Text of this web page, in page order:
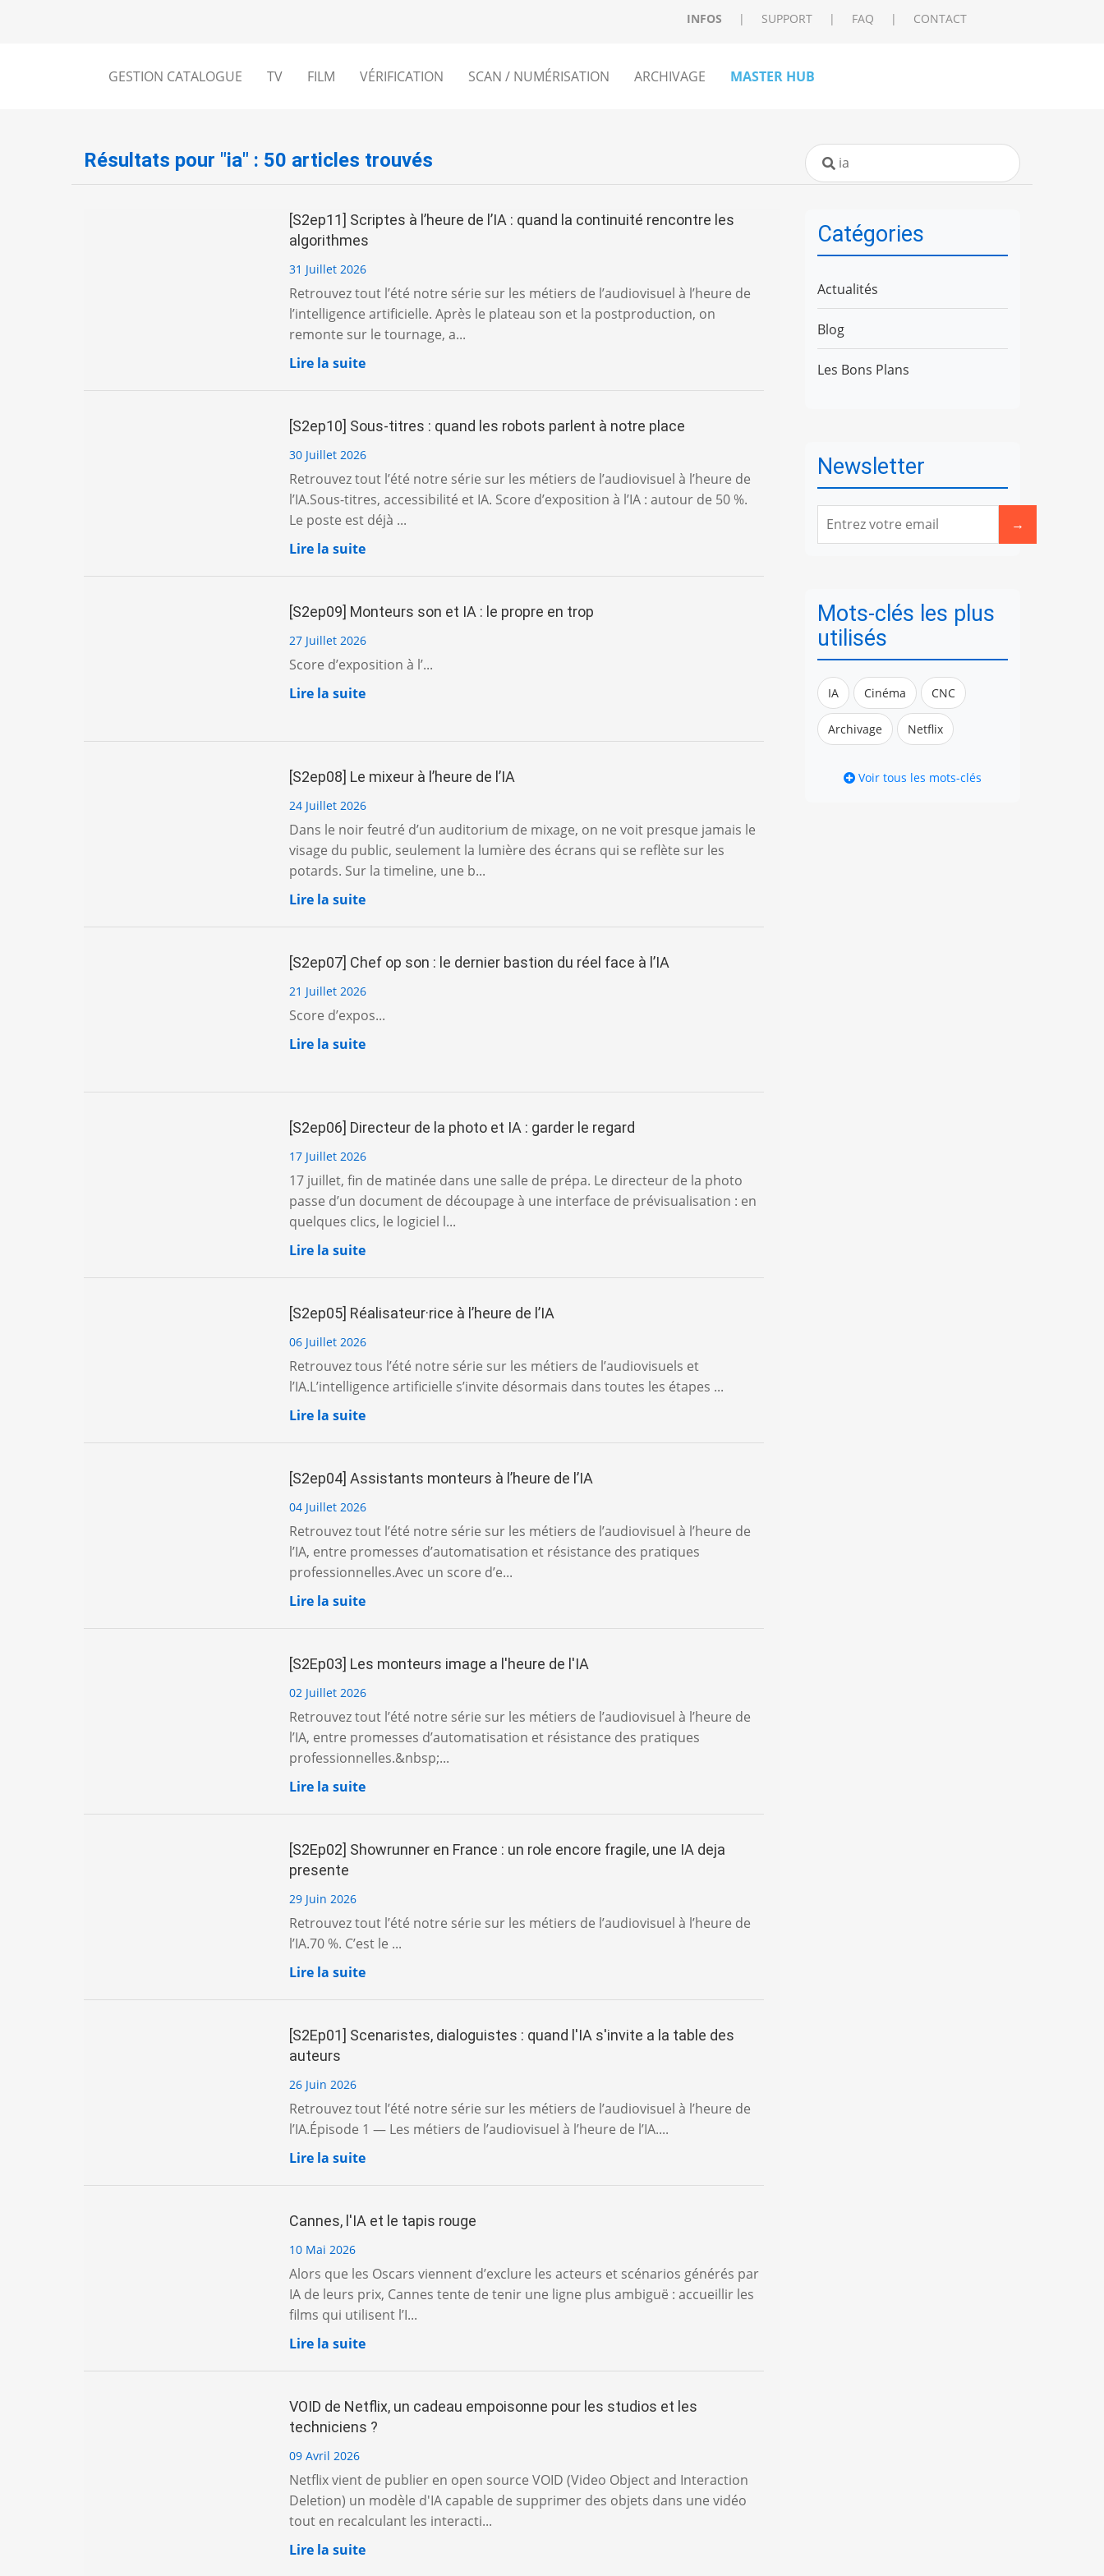
INFOS | SUPPORT | FAQ | CONTACT
GESTION CATALOGUE TV FILM VÉRIFICATION SCAN / NUMÉRISATION ARCHIVAGE MASTER HUB
Résultats pour "ia" : 50 articles trouvés
[S2ep11] Scriptes à l’heure de l’IA : quand la continuité rencontre les
algorithmes
31 Juillet 2026
Retrouvez tout l’été notre série sur les métiers de l’audiovisuel à l’heure de
l’intelligence artificielle. Après le plateau son et la postproduction, on
remonte sur le tournage, a...
Lire la suite
[S2ep10] Sous-titres : quand les robots parlent à notre place
30 Juillet 2026
Retrouvez tout l’été notre série sur les métiers de l’audiovisuel à l’heure de
l’IA.Sous-titres, accessibilité et IA. Score d’exposition à l’IA : autour de 50 %.
Le poste est déjà ...
Lire la suite
[S2ep09] Monteurs son et IA : le propre en trop
27 Juillet 2026
Score d’exposition à l’...
Lire la suite
[S2ep08] Le mixeur à l’heure de l’IA
24 Juillet 2026
Dans le noir feutré d’un auditorium de mixage, on ne voit presque jamais le
visage du public, seulement la lumière des écrans qui se reflète sur les
potards. Sur la timeline, une b...
Lire la suite
[S2ep07] Chef op son : le dernier bastion du réel face à l’IA
21 Juillet 2026
Score d’expos...
Lire la suite
[S2ep06] Directeur de la photo et IA : garder le regard
17 Juillet 2026
17 juillet, fin de matinée dans une salle de prépa. Le directeur de la photo
passe d’un document de découpage à une interface de prévisualisation : en
quelques clics, le logiciel l...
Lire la suite
[S2ep05] Réalisateur·rice à l’heure de l’IA
06 Juillet 2026
Retrouvez tous l’été notre série sur les métiers de l’audiovisuels et
l’IA.L’intelligence artificielle s’invite désormais dans toutes les étapes ...
Lire la suite
[S2ep04] Assistants monteurs à l’heure de l’IA
04 Juillet 2026
Retrouvez tout l’été notre série sur les métiers de l’audiovisuel à l’heure de
l’IA, entre promesses d’automatisation et résistance des pratiques
professionnelles.Avec un score d’e...
Lire la suite
[S2Ep03] Les monteurs image a l'heure de l'IA
02 Juillet 2026
Retrouvez tout l’été notre série sur les métiers de l’audiovisuel à l’heure de
l’IA, entre promesses d’automatisation et résistance des pratiques
professionnelles.&nbsp;...
Lire la suite
[S2Ep02] Showrunner en France : un role encore fragile, une IA deja
presente
29 Juin 2026
Retrouvez tout l’été notre série sur les métiers de l’audiovisuel à l’heure de
l’IA.70 %. C’est le ...
Lire la suite
[S2Ep01] Scenaristes, dialoguistes : quand l'IA s'invite a la table des
auteurs
26 Juin 2026
Retrouvez tout l’été notre série sur les métiers de l’audiovisuel à l’heure de
l’IA.Épisode 1 — Les métiers de l’audiovisuel à l’heure de l’IA....
Lire la suite
Cannes, l'IA et le tapis rouge
10 Mai 2026
Alors que les Oscars viennent d’exclure les acteurs et scénarios générés par
IA de leurs prix, Cannes tente de tenir une ligne plus ambiguë : accueillir les
films qui utilisent l’I...
Lire la suite
VOID de Netflix, un cadeau empoisonne pour les studios et les
techniciens ?
09 Avril 2026
Netflix vient de publier en open source VOID (Video Object and Interaction
Deletion) un modèle d'IA capable de supprimer des objets dans une vidéo
tout en recalculant les interacti...
Lire la suite
Catégories
Actualités
Blog
Les Bons Plans
Newsletter
→
Mots-clés les plus
utilisés
IA Cinéma CNC
Archivage Netflix
Voir tous les mots-clés